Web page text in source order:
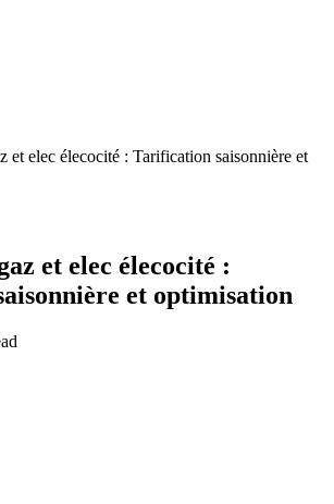
et elec élecocité : Tarification saisonnière et
et elec élecocité :
et optimisation